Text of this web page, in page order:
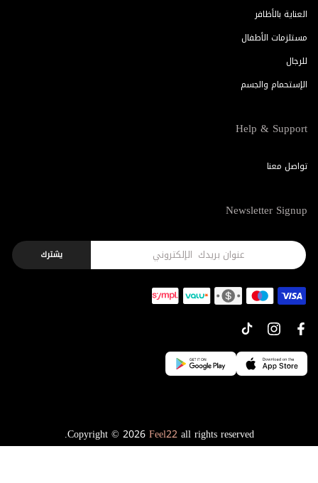
العناية بالأظافر
مستلزمات الأطفال
للرجال
الإستحمام والجسم
Help & Support
تواصل معنا
Newsletter Signup
يشترك
Copyright © 2026Feel22all rights reserved.